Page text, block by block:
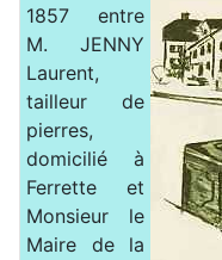
1857 entre
M. JENNY
Laurent,
tailleur de
pierres,
domicilié à
Ferrette et
Monsieur le
Maire de la